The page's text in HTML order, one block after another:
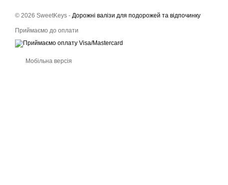
© 2026 SweetKeys - Дорожні валізи для подорожей та відпочинку
Приймаємо до оплати
Мобільна версія